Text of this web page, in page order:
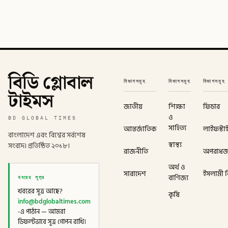
বিডি গ্লোবাল
টাইমস
BD GLOBAL TIMES
বাংলাদেশ এবং বিশ্বের সর্বশেষ
সংবাদ। প্রতিষ্ঠিত ২০১৮।
খবরের সূত্র
খবরের সূত্র আছে?
info@bdglobaltimes.com
-এ পাঠান — আমরা
ডিফল্টভাবে সূত্র গোপন রাখি।
বিভাগসমূহ
জাতীয়
আন্তর্জাতিক
রাজনীতি
সারাদেশ
বিভাগসমূহ
শিক্ষা
ও
সাহিত্য
স্বাস্থ্য
অর্থ ও
বাণিজ্য
কৃষি
বিভাগসমূহ
ফিচার
ইসলামী